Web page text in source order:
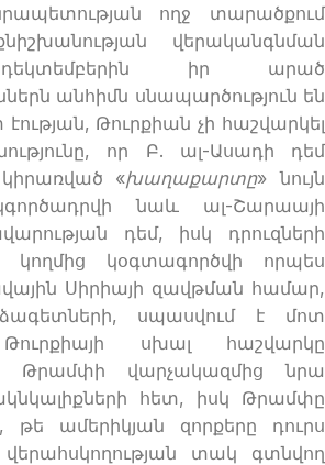
ողջ տարածքում
վերականգնման
դեկտեմբերին իր արած
անհիմն սնապարծություն են
Թուրքիան չի հաշվարկել
որ Բ. ալ-Ասադի դեմ
«խաղաքարտը» նույն
նաև ալ-Շարաայի
դեմ, իսկ դրուզների
կողմից կօգտագործվի որպես
Սիրիայի զավթման համար,
սպասվում է մոտ
Թուրքիայի սխալ հաշվարկը
վարչակազմից նրա
հետ, իսկ Թրամփը
թե ամերիկյան զորքերը դուրս
վերահսկողության տակ գտնվող